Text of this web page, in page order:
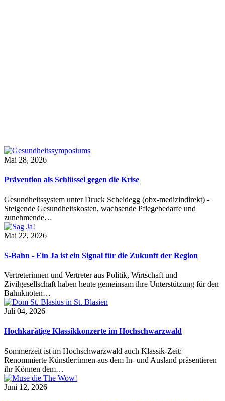
Mai 28, 2026
Prävention als Schlüssel gegen die Krise
Gesundheitssystem unter Druck Scheidegg (obx-medizindirekt) -
Steigende Gesundheitskosten, wachsende Pflegebedarfe und
zunehmende…
Mai 22, 2026
S-Bahn - Ein Ja ist ein Signal für die Zukunft der Region
Vertreterinnen und Vertreter aus Politik, Wirtschaft und
Zivilgesellschaft haben heute gemeinsam ihre Unterstützung für den
Bahnknoten…
Juli 04, 2026
Hochkarätige Klassikkonzerte im Hochschwarzwald
Sommerzeit ist im Hochschwarzwald auch Klassik-Zeit:
Renommierte Künstler:innen aus dem In- und Ausland präsentieren
ihr Können dem…
Juni 12, 2026